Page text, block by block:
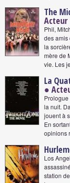
The
Acteur
Phil,
des amis
la
mère de
vie. Les
La
●
la nuit.
jouent à
En
opinions
Los
station